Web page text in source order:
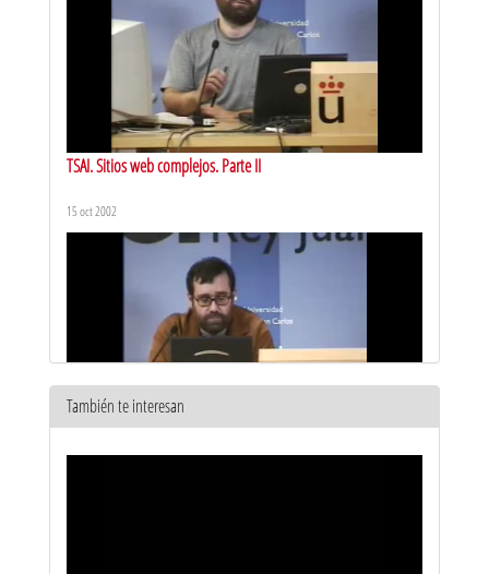
TSAI. Sitios web complejos. Parte II
15 oct 2002
También te interesan